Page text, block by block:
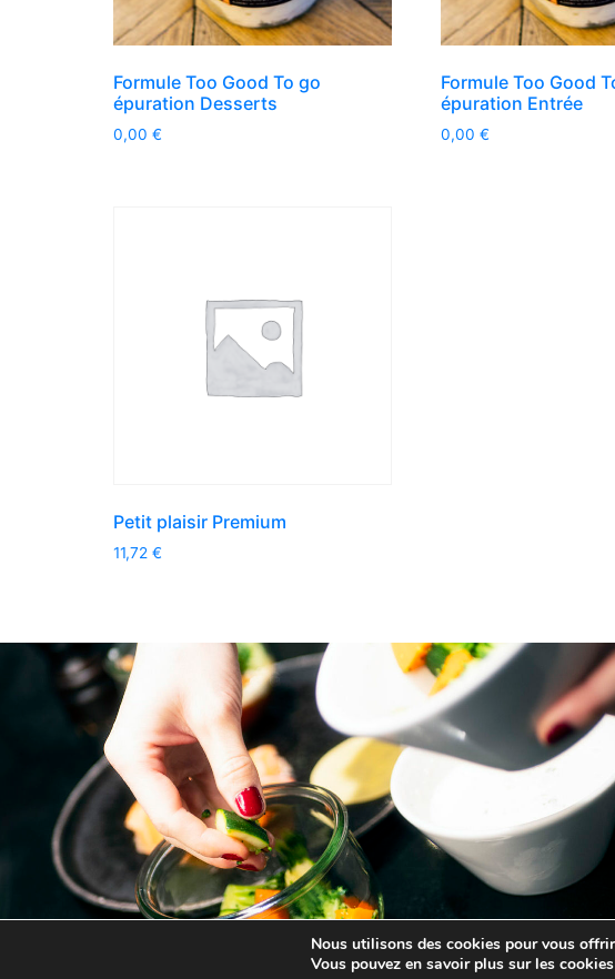
Formule Too Good To go
épuration Desserts
0,00 €
Formule Too Good
épuration Entrée
0,00 €
Petit plaisir Premium
11,72 €
Nous utilisons des cookies pour vous
Vous pouvez en savoir plus sur les